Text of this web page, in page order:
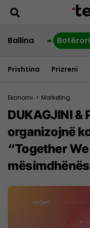
Ballina
Prishtina Prizreni
Ekonomi > Marketing
DUKAGJINI &
organizojnë
“Together